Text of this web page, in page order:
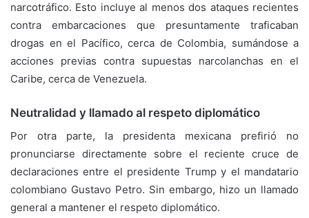
narcotráfico. Esto incluye al menos dos ataques recientes
contra embarcaciones que presuntamente traficaban
drogas en el Pacífico, cerca de Colombia, sumándose a
acciones previas contra supuestas narcolanchas en el
Caribe, cerca de Venezuela.
Neutralidad y llamado al respeto diplomático
Por otra parte, la presidenta mexicana prefirió no
pronunciarse directamente sobre el reciente cruce de
declaraciones entre el presidente Trump y el mandatario
colombiano Gustavo Petro. Sin embargo, hizo un llamado
general a mantener el respeto diplomático.